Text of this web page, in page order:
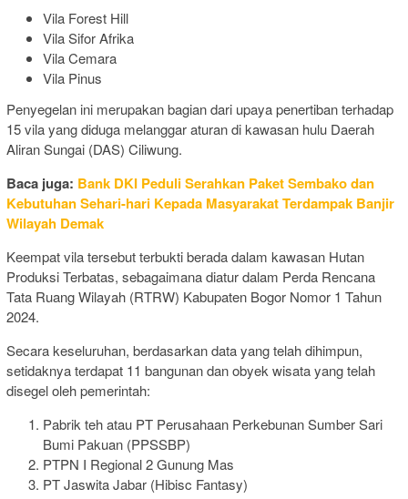
Vila Forest Hill
Vila Sifor Afrika
Vila Cemara
Vila Pinus
Penyegelan ini merupakan bagian dari upaya penertiban terhadap
15 vila yang diduga melanggar aturan di kawasan hulu Daerah
Aliran Sungai (DAS) Ciliwung.
Baca juga: Bank DKI Peduli Serahkan Paket Sembako dan
Kebutuhan Sehari-hari Kepada Masyarakat Terdampak Banjir
Wilayah Demak
Keempat vila tersebut terbukti berada dalam kawasan Hutan
Produksi Terbatas, sebagaimana diatur dalam Perda Rencana
Tata Ruang Wilayah (RTRW) Kabupaten Bogor Nomor 1 Tahun
2024.
Secara keseluruhan, berdasarkan data yang telah dihimpun,
setidaknya terdapat 11 bangunan dan obyek wisata yang telah
disegel oleh pemerintah:
Pabrik teh atau PT Perusahaan Perkebunan Sumber Sari
Bumi Pakuan (PPSSBP)
PTPN I Regional 2 Gunung Mas
PT Jaswita Jabar (Hibisc Fantasy)